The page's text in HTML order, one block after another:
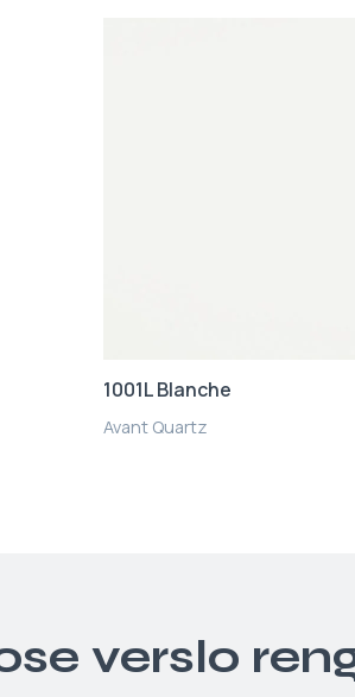
1001L Blanche
Avant Quartz
verslo